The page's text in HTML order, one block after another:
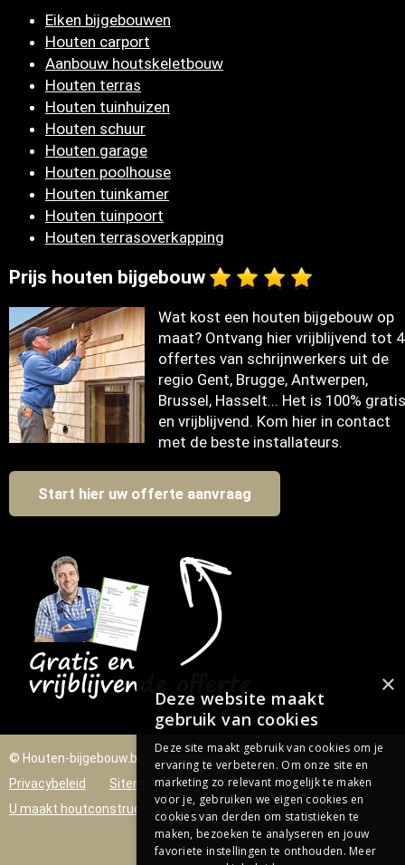
Eiken bijgebouwen
Houten carport
Aanbouw houtskeletbouw
Houten terras
Houten tuinhuizen
Houten schuur
Houten garage
Houten poolhouse
Houten tuinkamer
Houten tuinpoort
Houten terrasoverkapping
Prijs houten bijgebouw
Wat kost een houten bijgebouw op
maat? Ontvang hier vrijblijvend tot 4
offertes van schrijnwerkers uit de
regio Gent, Brugge, Antwerpen,
Brussel, Hasselt... Het is 100% gratis
en vrijblijvend. Kom hier in contact
met de beste installateurs.
Start hier uw offerte aanvraag
© Houten-bijgebouw.be Voorwaarden
Cookiebeleid
Privacybeleid
Sitemap
Contact
U maakt houtconstructies op maat?
×
Deze website maakt
gebruik van cookies
Deze site maakt gebruik van cookies om je
ervaring te verbeteren. Om onze site en
marketing zo relevant mogelijk te maken
voor je, gebruiken we eigen cookies en
cookies van derden om statistieken te
maken, bezoeken te analyseren en jouw
favoriete instellingen te onthouden. Meer